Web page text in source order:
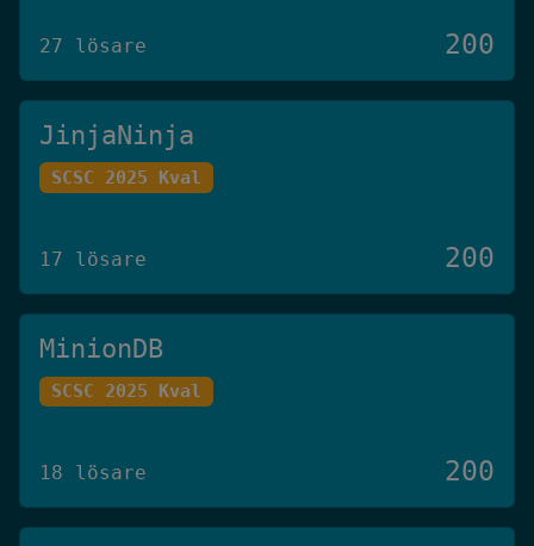
27 lösare 200
JinjaNinja
SCSC 2025 Kval
17 lösare 200
MinionDB
SCSC 2025 Kval
18 lösare 200